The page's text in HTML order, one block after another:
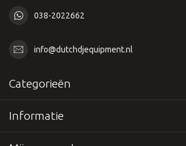
038-2022662
info@dutchdjequipment.nl
Categorieën
Informatie